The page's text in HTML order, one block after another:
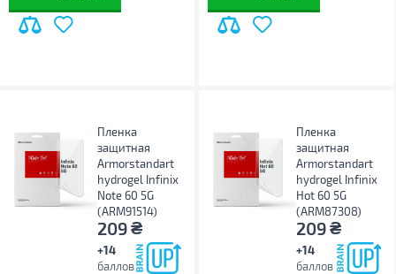
Пленка
защитная
Armorstandart
hydrogel Infinix
Note 60 5G
(ARM91514)
209₴
+14
баллов
Пленка
защитная
Armorstandart
hydrogel Infinix
Hot 60 5G
(ARM87308)
209₴
+14
баллов